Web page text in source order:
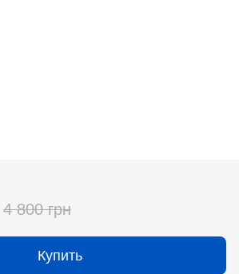
4 800 грн
Купить